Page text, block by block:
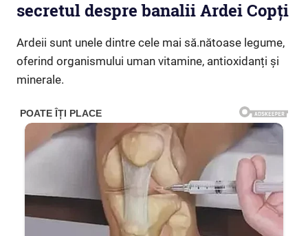
secretul despre banalii Ardei Copți
Ardeii sunt unele dintre cele mai să.nătoase legume,
oferind organismului uman vitamine, antioxidanți și
minerale.